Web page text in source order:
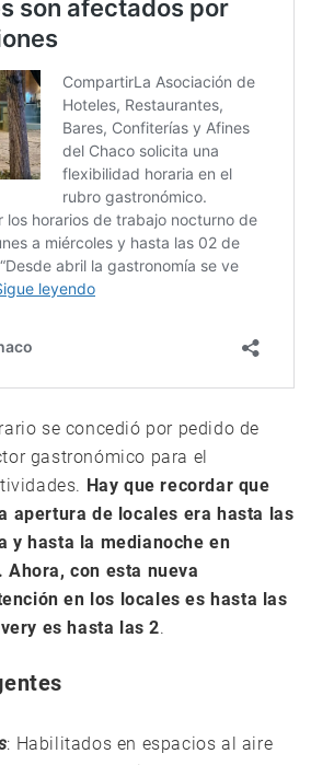
se concedió por pedido de
gastronómico para el
Hay que recordar que
apertura de locales era hasta las
y hasta la medianoche en
con esta nueva
en los locales es hasta las
es hasta las 2.
: Habilitados en espacios al aire